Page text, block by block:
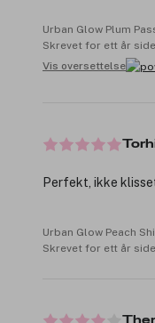
Urban Glow Plum
Skrevet for ett år
Vis oversettelse
Perfekt, ikke
Urban Glow Peach
Skrevet for ett år